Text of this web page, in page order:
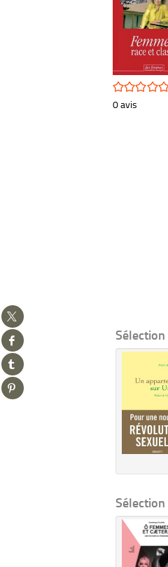
Partager
sur
twitter
(Nouvelle
fenêtre)
Partager
sur
facebook
(Nouvelle
fenêtre)
Partager
sur
tumblr
(Nouvelle
Partager
sur
/5
0avis
Sélection
POUYANDEH :
:
Numa
Sélection